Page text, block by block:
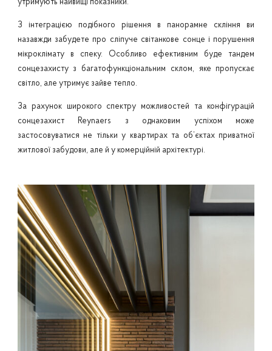
утримують найвищі показники.
З інтеграцією подібного рішення в панорамне скління ви
назавжди забудете про сліпуче світанкове сонце і порушення
мікроклімату в спеку. Особливо ефективним буде тандем
сонцезахисту з багатофункціональним склом, яке пропускає
світло, але утримує зайве тепло.
За рахунок широкого спектру можливостей та конфігурацій
сонцезахист Reynaers з однаковим успіхом може
застосовуватися не тільки у квартирах та об’єктах приватної
житлової забудови, але й у комерційній архітектурі.